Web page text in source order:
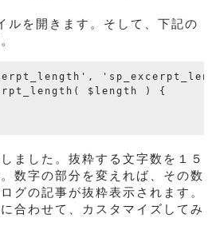
を開きます。そして、下記の
$length ) {
ました。抜粋する文字数を１５
数字の部分を変えれば、その数
グの記事が抜粋表示されます。
合わせて、カスタマイズしてみ